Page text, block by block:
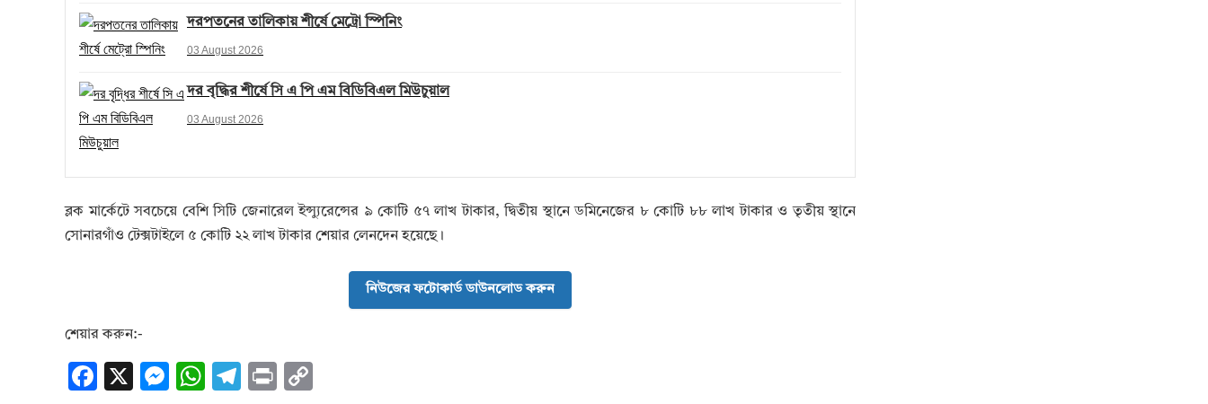
দরপতনের তালিকায় শীর্ষে মেট্রো স্পিনিং
03 August 2026
দর বৃদ্ধির শীর্ষে সি এ পি এম বিডিবিএল মিউচুয়াল
03 August 2026
ব্লক মার্কেটে সবচেয়ে বেশি সিটি জেনারেল ইন্স্যুরেন্সের ৯ কোটি ৫৭ লাখ টাকার, দ্বিতীয় স্থানে ডমিনেজের ৮ কোটি ৮৮ লাখ টাকার ও তৃতীয় স্থানে
সোনারগাঁও টেক্সটাইলে ৫ কোটি ২২ লাখ টাকার শেয়ার লেনদেন হয়েছে।
নিউজের ফটোকার্ড ডাউনলোড করুন
শেয়ার করুন:-
F
X
M
W
T
Pr